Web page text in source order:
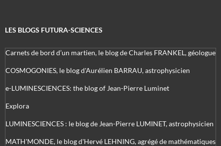
LES BLOGS FUTURA-SCIENCES
Carnets de bord d’un martien, le blog de Charles FRANKEL, géologue
COSMOGONIES, le blog d'Aurélien BARRAU, astrophysicien
e-LUMINESCIENCES: the blog of Jean-Pierre Luminet
Explora
LUMINESCIENCES : le blog de Jean-Pierre LUMINET, astrophysicien
MATH'MONDE, le blog d'Hervé LEHNING, agrégé de mathématiques